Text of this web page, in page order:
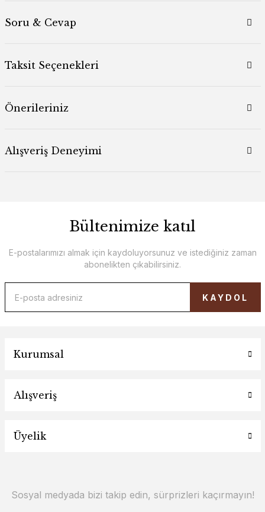
Soru & Cevap
Taksit Seçenekleri
Önerileriniz
Alışveriş Deneyimi
Bültenimize katıl
E-postalarımızı almak için kaydoluyorsunuz ve istediğiniz zaman
abonelikten çıkabilirsiniz.
KAYDOL
Kurumsal
Alışveriş
Üyelik
Sosyal medyada bizi takip edin, sürprizleri kaçırmayın!